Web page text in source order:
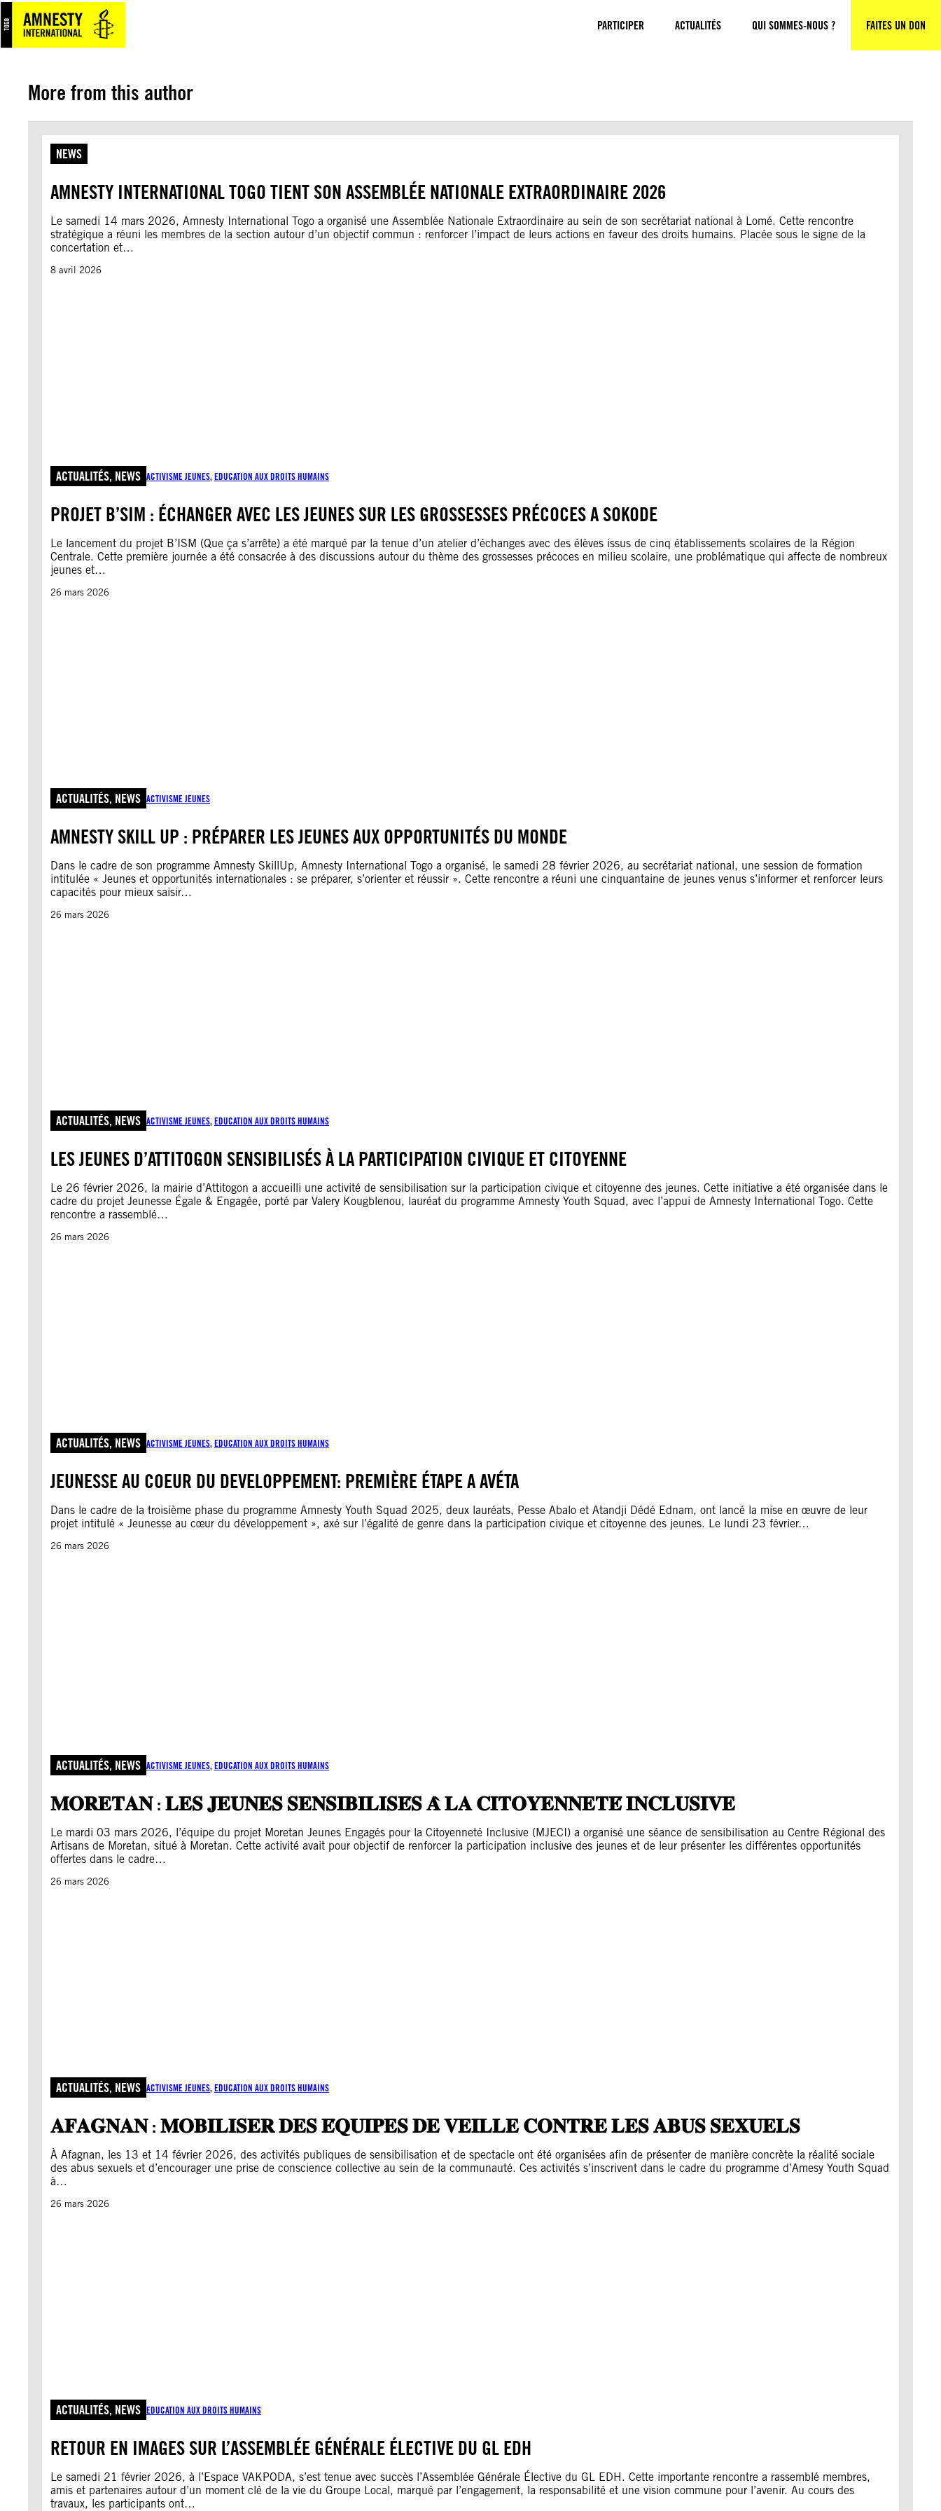
PARTICIPER ACTUALITÉS QUI SOMMES-NOUS ? FAITES UN DON
Aller
au
contenu
More from this author
NEWS
AMNESTY INTERNATIONAL TOGO TIENT SON ASSEMBLÉE NATIONALE EXTRAORDINAIRE 2026
Le samedi 14 mars 2026, Amnesty International Togo a organisé une Assemblée Nationale Extraordinaire au sein de son secrétariat national à Lomé. Cette rencontre
stratégique a réuni les membres de la section autour d’un objectif commun : renforcer l’impact de leurs actions en faveur des droits humains. Placée sous le signe de la
concertation et…
8 avril 2026
ACTUALITÉS, NEWS ACTIVISME JEUNES, EDUCATION AUX DROITS HUMAINS
PROJET B’SIM : ÉCHANGER AVEC LES JEUNES SUR LES GROSSESSES PRÉCOCES A SOKODE
Le lancement du projet B’ISM (Que ça s’arrête) a été marqué par la tenue d’un atelier d’échanges avec des élèves issus de cinq établissements scolaires de la Région
Centrale. Cette première journée a été consacrée à des discussions autour du thème des grossesses précoces en milieu scolaire, une problématique qui affecte de nombreux
jeunes et…
26 mars 2026
ACTUALITÉS, NEWS ACTIVISME JEUNES
AMNESTY SKILL UP : PRÉPARER LES JEUNES AUX OPPORTUNITÉS DU MONDE
Dans le cadre de son programme Amnesty SkillUp, Amnesty International Togo a organisé, le samedi 28 février 2026, au secrétariat national, une session de formation
intitulée « Jeunes et opportunités internationales : se préparer, s’orienter et réussir ». Cette rencontre a réuni une cinquantaine de jeunes venus s’informer et renforcer leurs
capacités pour mieux saisir…
26 mars 2026
ACTUALITÉS, NEWS ACTIVISME JEUNES, EDUCATION AUX DROITS HUMAINS
LES JEUNES D’ATTITOGON SENSIBILISÉS À LA PARTICIPATION CIVIQUE ET CITOYENNE
Le 26 février 2026, la mairie d’Attitogon a accueilli une activité de sensibilisation sur la participation civique et citoyenne des jeunes. Cette initiative a été organisée dans le
cadre du projet Jeunesse Égale & Engagée, porté par Valery Kougblenou, lauréat du programme Amnesty Youth Squad, avec l’appui de Amnesty International Togo. Cette
rencontre a rassemblé…
26 mars 2026
ACTUALITÉS, NEWS ACTIVISME JEUNES, EDUCATION AUX DROITS HUMAINS
JEUNESSE AU COEUR DU DEVELOPPEMENT: PREMIÈRE ÉTAPE A AVÉTA
Dans le cadre de la troisième phase du programme Amnesty Youth Squad 2025, deux lauréats, Pesse Abalo et Atandji Dédé Ednam, ont lancé la mise en œuvre de leur
projet intitulé « Jeunesse au cœur du développement », axé sur l’égalité de genre dans la participation civique et citoyenne des jeunes. Le lundi 23 février…
26 mars 2026
ACTUALITÉS, NEWS ACTIVISME JEUNES, EDUCATION AUX DROITS HUMAINS
𝐌𝐎𝐑𝐄𝐓𝐀𝐍 : 𝐋𝐄𝐒 𝐉𝐄𝐔𝐍𝐄𝐒 𝐒𝐄𝐍𝐒𝐈𝐁𝐈𝐋𝐈𝐒𝐄́𝐒 𝐀̀ 𝐋𝐀 𝐂𝐈𝐓𝐎𝐘𝐄𝐍𝐍𝐄𝐓𝐄́ 𝐈𝐍𝐂𝐋𝐔𝐒𝐈𝐕𝐄
Le mardi 03 mars 2026, l’équipe du projet Moretan Jeunes Engagés pour la Citoyenneté Inclusive (MJECI) a organisé une séance de sensibilisation au Centre Régional des
Artisans de Moretan, situé à Moretan. Cette activité avait pour objectif de renforcer la participation inclusive des jeunes et de leur présenter les différentes opportunités
offertes dans le cadre…
26 mars 2026
ACTUALITÉS, NEWS ACTIVISME JEUNES, EDUCATION AUX DROITS HUMAINS
𝐀𝐅𝐀𝐆𝐍𝐀𝐍 : 𝐌𝐎𝐁𝐈𝐋𝐈𝐒𝐄𝐑 𝐃𝐄𝐒 𝐄́𝐐𝐔𝐈𝐏𝐄𝐒 𝐃𝐄 𝐕𝐄𝐈𝐋𝐋𝐄 𝐂𝐎𝐍𝐓𝐑𝐄 𝐋𝐄𝐒 𝐀𝐁𝐔𝐒 𝐒𝐄𝐗𝐔𝐄𝐋𝐒
À Afagnan, les 13 et 14 février 2026, des activités publiques de sensibilisation et de spectacle ont été organisées afin de présenter de manière concrète la réalité sociale
des abus sexuels et d’encourager une prise de conscience collective au sein de la communauté. Ces activités s’inscrivent dans le cadre du programme d’Amesy Youth Squad
à…
26 mars 2026
ACTUALITÉS, NEWS EDUCATION AUX DROITS HUMAINS
RETOUR EN IMAGES SUR L’ASSEMBLÉE GÉNÉRALE ÉLECTIVE DU GL EDH
Le samedi 21 février 2026, à l’Espace VAKPODA, s’est tenue avec succès l’Assemblée Générale Élective du GL EDH. Cette importante rencontre a rassemblé membres,
amis et partenaires autour d’un moment clé de la vie du Groupe Local, marqué par l’engagement, la responsabilité et une vision commune pour l’avenir. Au cours des
travaux, les participants ont…